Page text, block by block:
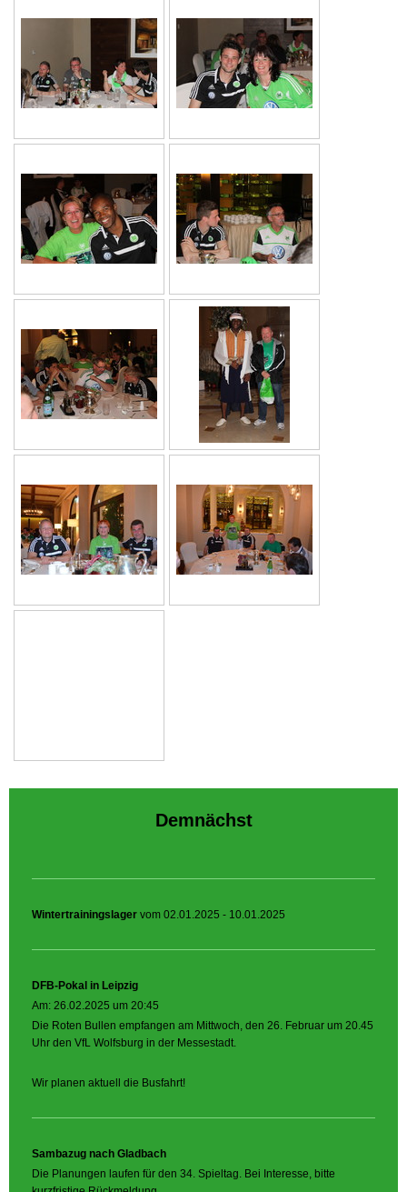
Demnächst
Wintertrainingslager vom 02.01.2025 - 10.01.2025
DFB-Pokal in Leipzig
Am: 26.02.2025 um 20:45
Die Roten Bullen empfangen am Mittwoch, den 26. Februar um 20.45
Uhr den VfL Wolfsburg in der Messestadt.
Wir planen aktuell die Busfahrt!
Sambazug nach Gladbach
Die Planungen laufen für den 34. Spieltag. Bei Interesse, bitte